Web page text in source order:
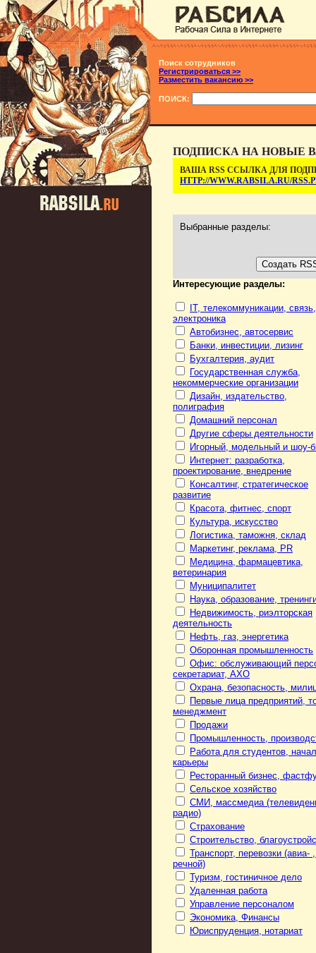
Поиск сотрудников
Регистрироваться >>
Разместить вакансию >>
ПОИСК:
ПОДПИСКА НА НОВЫЕ
ВАША RSS ССЫЛКА ДЛЯ
HTTP://WWW.RABSILA.RU/
Выбранные разделы:
Интересующие разделы:
IT, телекоммуникации, связь,
электроника
Автобизнес, автосервис
Банки, инвестиции, лизинг
Бухгалтерия, аудит
Государственная служба,
некоммерческие организации
Дизайн, издательство,
полиграфия
Домашний персонал
Другие сферы деятельности
Игорный, модельный и шоу-
Интернет: разработка,
проектирование, внедрение
Консалтинг, стратегическое
развитие
Красота, фитнес, спорт
Культура, искусство
Логистика, таможня, склад
Маркетинг, реклама, PR
Медицина, фармацевтика,
ветеринария
Муниципалитет
Наука, образование,
Недвижимость, риэлторская
деятельность
Нефть, газ, энергетика
Оборонная промышленность
Офис: обслуживающий
секретариат, АХО
Охрана, безопасность,
Первые лица предприятий,
менеджмент
Продажи
Промышленность,
Работа для студентов,
карьеры
Ресторанный бизнес,
Сельское хозяйство
СМИ, массмедиа
радио)
Страхование
Строительство,
Транспорт, перевозки (авиа-
речной)
Туризм, гостиничное дело
Удаленная работа
Управление персоналом
Экономика, Финансы
Юриспруденция, нотариат